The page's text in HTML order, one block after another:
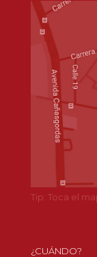
Tip: Toca el
¿CUÁNDO?